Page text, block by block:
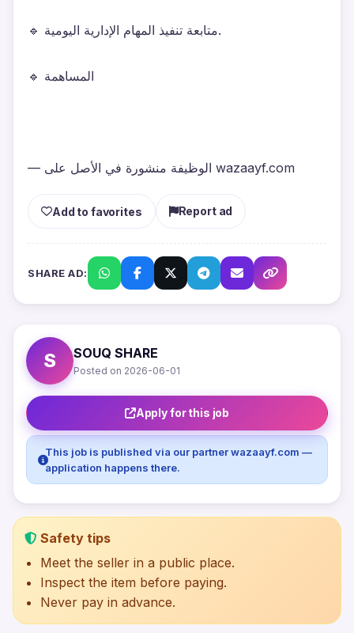
🔹 متابعة تنفيذ المهام الإدارية اليومية.
🔹 المساهمة
— الوظيفة منشورة في الأصل على wazaayf.com
Add to favorites Report ad
SHARE AD:
S SOUQ SHARE
Posted on 2026-06-01
Apply for this job
This job is published via our partner wazaayf.com —
application happens there.
Safety tips
Meet the seller in a public place.
Inspect the item before paying.
Never pay in advance.